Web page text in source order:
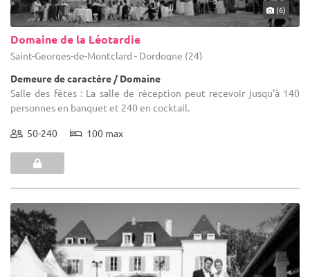
(6)
Domaine de la Léotardie
Saint-Georges-de-Montclard - Dordogne (24)
Demeure de caractère / Domaine
Salle des fêtes : La salle de réception peut recevoir jusqu'à 140
personnes en banquet et 240 en cocktail.
50-240 100 max